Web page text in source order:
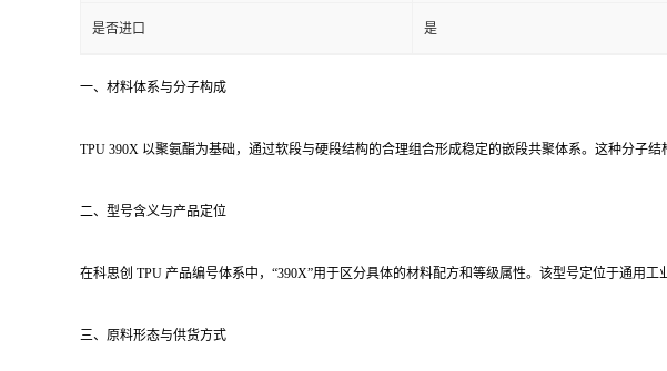
是否进口 是
一、材料体系与分子构成
TPU 390X 以聚氨酯为基础，通过软段与硬段结构的合理组合形成稳定的嵌段共聚体系。这种分子
二、型号含义与产品定位
在科思创 TPU 产品编号体系中，“390X”用于区分具体的材料配方和等级属性。该型号定位于通用
三、原料形态与供货方式